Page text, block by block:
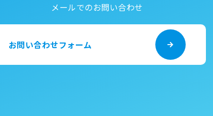
メールでのお問い合わせ
お問い合わせフォーム